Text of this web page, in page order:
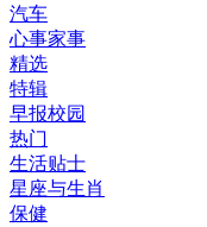
汽车
心事家事
精选
特辑
早报校园
热门
生活贴士
星座与生肖
保健